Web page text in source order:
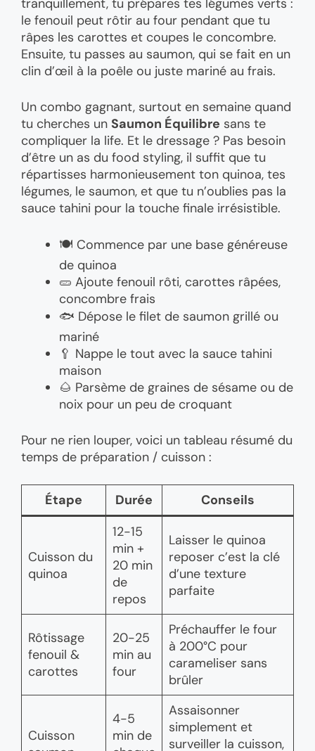
tranquillement, tu prépares tes légumes verts :
le fenouil peut rôtir au four pendant que tu
râpes les carottes et coupes le concombre.
Ensuite, tu passes au saumon, qui se fait en un
clin d’œil à la poêle ou juste mariné au frais.
Un combo gagnant, surtout en semaine quand
tu cherches un Saumon Équilibre sans te
compliquer la life. Et le dressage ? Pas besoin
d’être un as du food styling, il suffit que tu
répartisses harmonieusement ton quinoa, tes
légumes, le saumon, et que tu n’oublies pas la
sauce tahini pour la touche finale irrésistible.
🍽️ Commence par une base généreuse
de quinoa
🥒 Ajoute fenouil rôti, carottes râpées,
concombre frais
🐟 Dépose le filet de saumon grillé ou
mariné
🥄 Nappe le tout avec la sauce tahini
maison
🌰 Parsème de graines de sésame ou de
noix pour un peu de croquant
Pour ne rien louper, voici un tableau résumé du
temps de préparation / cuisson :
Étape Durée Conseils
Cuisson du
quinoa
12-15
min +
20 min
de
repos
Laisser le quinoa
reposer c’est la clé
d’une texture
parfaite
Rôtissage
fenouil &
carottes
20-25
min au
four
Préchauffer le four
à 200°C pour
carameliser sans
brûler
Cuisson
4-5
min de
Assaisonner
simplement et
surveiller la cuisson,